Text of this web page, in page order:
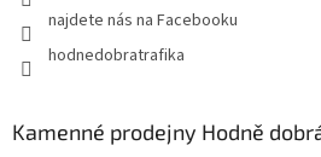
najdete nás na Facebooku
hodnedobratrafika
Kamenné prodejny Hodně